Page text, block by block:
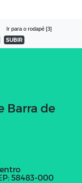
Ir para o rodapé [3]
SUBIR
Barra de
58483-000